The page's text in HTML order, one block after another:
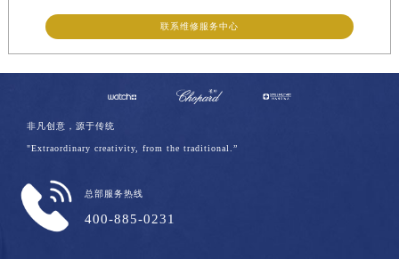
联系维修服务中心
非凡创意，源于传统
"Extraordinary creativity, from the traditional.”
总部服务热线
400-885-0231